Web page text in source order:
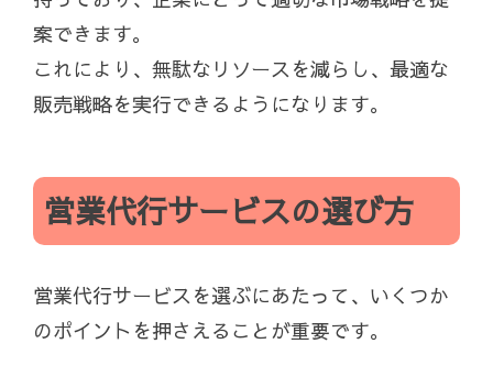
案できます。
これにより、無駄なリソースを減らし、最適な
販売戦略を実行できるようになります。
営業代行サービスの選び方
営業代行サービスを選ぶにあたって、いくつか
のポイントを押さえることが重要です。